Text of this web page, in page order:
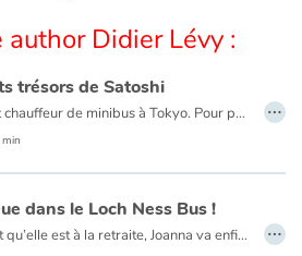
author Didier Lévy :
trésors de Satoshi
Satoshi est chauffeur de minibus à Tokyo. Pour pimenter le trajet, il n’hésite pas à quitter l’itinéraire officiel pour s’engouffrer dans des ruelles et faire découvrir aux passagers ravis de véritables petits trésors, à quelques minutes du tumulte de la ville : ici, un magnifique parc avec un ancien temple mystérieux, là une rue couverte de plantes et de fleurs rares et colorées, un étonnant alignement de statuettes décorées... Avec Satoshi, la ville devient un univers magique ! …
dans le Loch Ness Bus !
Maintenant qu’elle est à la retraite, Joanna va enfin pouvoir réaliser son rêve. Elle achète un vieux bus, le remet en état... et en route ! Elle part sillonner son Écosse natale pour présenter son spectacle dans les villages. Mais pour attirer le public, plus intéressé par les séries télé et les téléphones portables, il va falloir que son bus ait de l’allure... …